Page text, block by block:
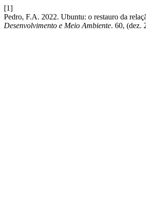
[1]
Pedro, F.A. 2022. Ubuntu: o restauro da
Desenvolvimento e Meio Ambiente. 60, (dez.